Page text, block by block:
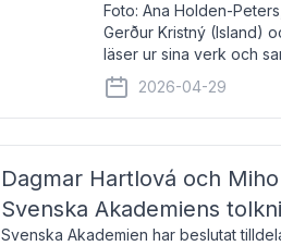
Foto: Ana Holden-
Gerður Kristný (Island)
läser ur sina verk och
De läser upp på
om språk och poesi – o
2026-04-29
Dagmar Hartlová och
Svenska Akademiens
Svenska Akademien har beslutat